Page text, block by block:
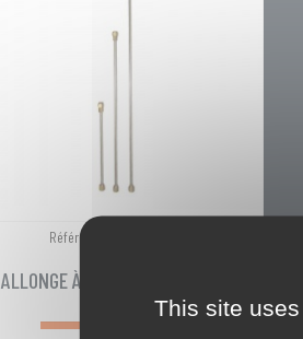
Référence :
ALLONGE À PULVÉRISER 30CM
This site